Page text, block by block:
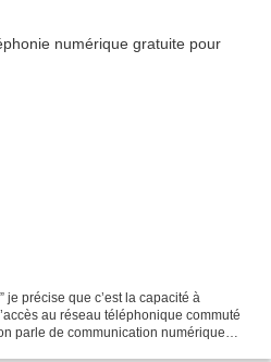
je précise que c’est la capacité à
au réseau téléphonique commuté
parle de communication numérique